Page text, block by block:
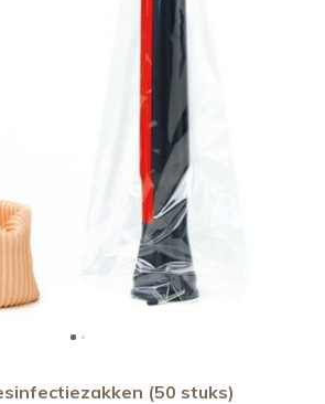
(50 stuks)